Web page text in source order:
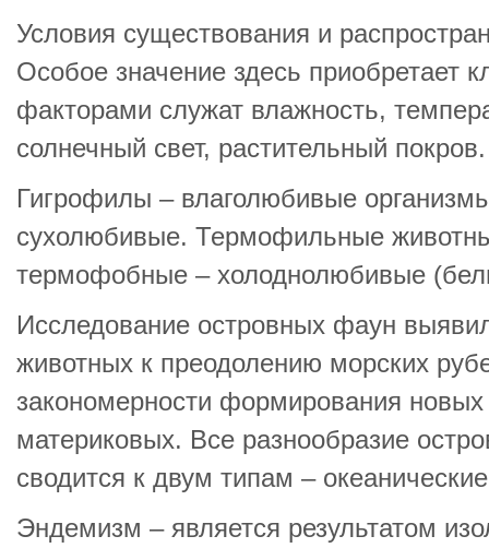
Условия существования и
Особое значение здесь приобретает
факторами служат влажность,
солнечный свет, растительный покров.
Гигрофилы – влаголюбивые
сухолюбивые. Термофильные
термофобные – холоднолюбивые
Исследование островных фаун
животных к преодолению морских
закономерности формирования
материковых. Все разнообразие
сводится к двум типам –
Эндемизм – является результатом